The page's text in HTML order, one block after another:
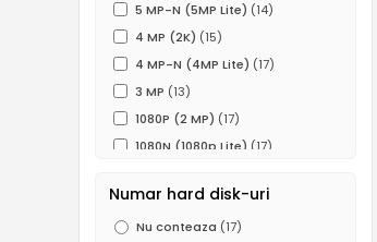
5 MP-N (5MP Lite) (14)
4 MP (2K) (15)
4 MP-N (4MP Lite) (17)
3 MP (13)
1080P (2 MP) (17)
1080N (1080p Lite) (17)
720P (1MP) (14)
960H (0.5 MP)(10)
Numar hard disk-uri
Nu conteaza (17)